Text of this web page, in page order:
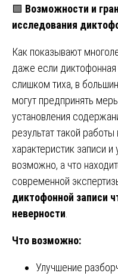
🟩 Возможности и
исследования
Как показывают
даже если
слишком тиха, в
могут предпринять
установления
результат такой
характеристик записи
возможно, а что
современной
диктофонной записи
неверности
Что возможно:
Улучшение